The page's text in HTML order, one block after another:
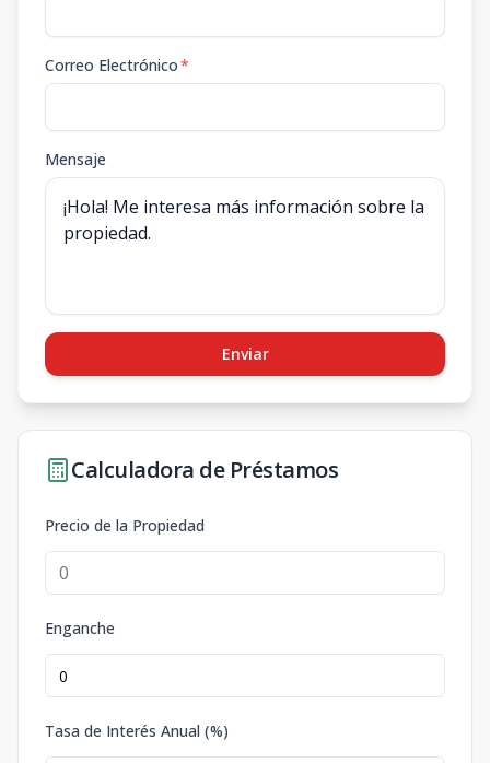
Correo Electrónico*
Mensaje
Enviar
Calculadora de Préstamos
Precio de la Propiedad
Enganche
Tasa de Interés Anual (%)